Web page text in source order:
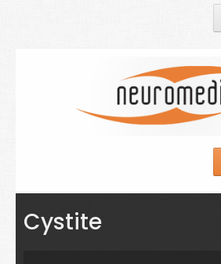
Actualités
Cystite